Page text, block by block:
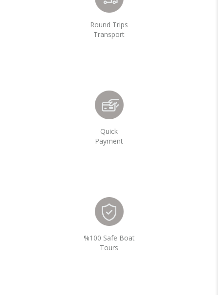
Round Trips
Transport
Quick
Payment
%100 Safe Boat
Tours